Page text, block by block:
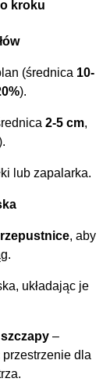
kroku
(średnica 10-
).
2-5 cm,
lub zapalarka.
, aby
układając je
–
dla